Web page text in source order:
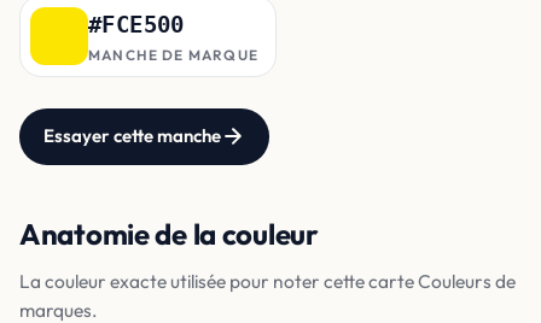
#FCE500
MANCHE DE MARQUE
Essayer cette manche
Anatomie de la couleur
La couleur exacte utilisée pour noter cette carte Couleurs de
marques.